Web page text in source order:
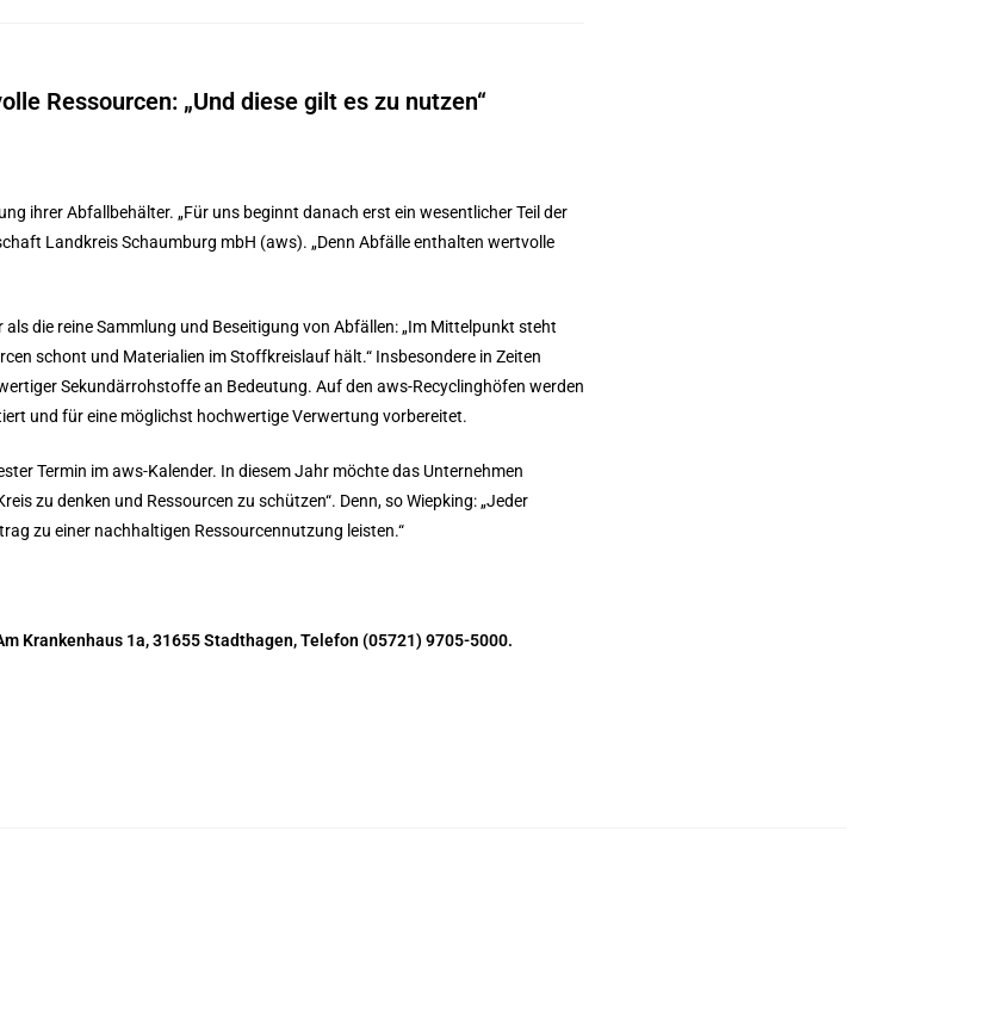
Ressourcen: „Und diese gilt es zu nutzen“
ihrer Abfallbehälter. „Für uns beginnt danach erst ein wesentlicher Teil der
Landkreis Schaumburg mbH (aws). „Denn Abfälle enthalten wertvolle
die reine Sammlung und Beseitigung von Abfällen: „Im Mittelpunkt steht
schont und Materialien im Stoffkreislauf hält.“ Insbesondere in Zeiten
Sekundärrohstoffe an Bedeutung. Auf den aws-Recyclinghöfen werden
und für eine möglichst hochwertige Verwertung vorbereitet.
Termin im aws-Kalender. In diesem Jahr möchte das Unternehmen
zu denken und Ressourcen zu schützen“. Denn, so Wiepking: „Jeder
zu einer nachhaltigen Ressourcennutzung leisten.“
Krankenhaus 1a, 31655 Stadthagen, Telefon (05721) 9705-5000.